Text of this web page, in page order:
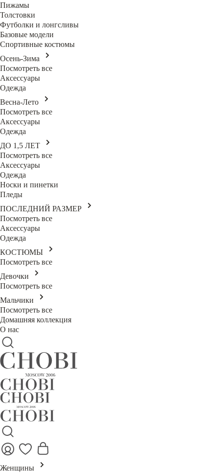
Пижамы
Толстовки
Футболки и лонгсливы
Базовые модели
Спортивные костюмы
Осень-Зима
Посмотреть все
Аксессуары
Одежда
Весна-Лето
Посмотреть все
Аксессуары
Одежда
ДО 1,5 ЛЕТ
Посмотреть все
Аксессуары
Одежда
Носки и пинетки
Пледы
ПОСЛЕДНИЙ РАЗМЕР
Посмотреть все
Аксессуары
Одежда
КОСТЮМЫ
Посмотреть все
Девочки
Посмотреть все
Мальчики
Посмотреть все
Домашняя коллекция
О нас
Женщины